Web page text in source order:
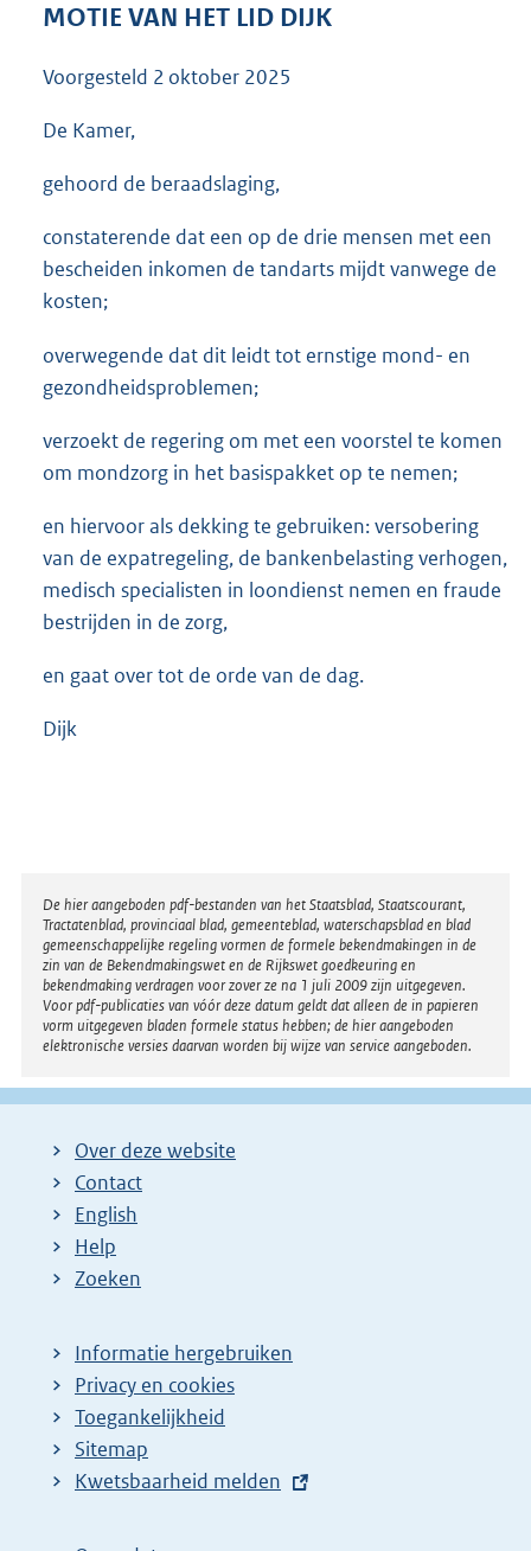
K
MOTIE VAN HET LID DIJK
Voorgesteld 2 oktober 2025
De Kamer,
gehoord de beraadslaging,
constaterende dat een op de drie mensen met een
bescheiden inkomen de tandarts mijdt vanwege de
kosten;
overwegende dat dit leidt tot ernstige mond- en
gezondheidsproblemen;
verzoekt de regering om met een voorstel te komen
om mondzorg in het basispakket op te nemen;
en hiervoor als dekking te gebruiken: versobering
van de expatregeling, de bankenbelasting verhogen,
medisch specialisten in loondienst nemen en fraude
bestrijden in de zorg,
en gaat over tot de orde van de dag.
Dijk
Disclaimer
De hier aangeboden pdf-bestanden van het Staatsblad, Staatscourant,
Tractatenblad, provinciaal blad, gemeenteblad, waterschapsblad en blad
gemeenschappelijke regeling vormen de formele bekendmakingen in de
zin van de Bekendmakingswet en de Rijkswet goedkeuring en
bekendmaking verdragen voor zover ze na 1 juli 2009 zijn uitgegeven.
Voor pdf-publicaties van vóór deze datum geldt dat alleen de in papieren
vorm uitgegeven bladen formele status hebben; de hier aangeboden
elektronische versies daarvan worden bij wijze van service aangeboden.
Over deze website
Contact
English
Help
Zoeken
Informatie hergebruiken
Privacy en cookies
Toegankelijkheid
Sitemap
E
t
Kwetsbaarheid melden